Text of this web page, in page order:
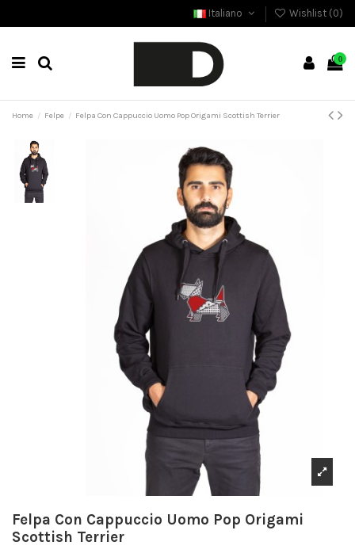
Italiano Wishlist (0)
0
Home Felpe Felpa Con Cappuccio Uomo Pop Origami Scottish Terrier
Felpa Con Cappuccio Uomo Pop Origami
Scottish Terrier